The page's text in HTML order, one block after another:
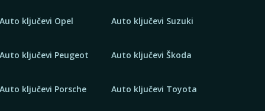
Auto ključevi Opel
Auto ključevi Peugeot
Auto ključevi Porsche
Auto ključevi Suzuki
Auto ključevi Škoda
Auto ključevi Toyota